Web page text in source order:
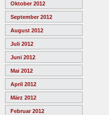
Oktober 2012
September 2012
August 2012
Juli 2012
Juni 2012
Mai 2012
April 2012
März 2012
Februar 2012